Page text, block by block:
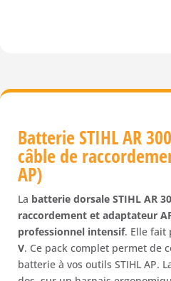
avec
de
raccordement
+adaptateur
AP)
Batterie STIHL AR
câble de
AP)
La batterie dorsale STIHL AR
raccordement et adaptateur
professionnel intensif. Elle fait
V. Ce pack complet permet de
batterie à vos outils STIHL AP.